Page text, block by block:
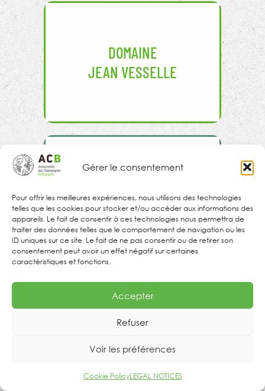
Gérer le consentement
Pour offrir les meilleures expériences, nous utilisons des technologies
telles que les cookies pour stocker et/ou accéder aux informations des
appareils. Le fait de consentir à ces technologies nous permettra de
traiter des données telles que le comportement de navigation ou les
ID uniques sur ce site. Le fait de ne pas consentir ou de retirer son
consentement peut avoir un effet négatif sur certaines
caractéristiques et fonctions.
Accepter
Refuser
Voir les préférences
Cookie PolicyLEGAL NOTICES
DOMAINE
JEAN VESSELLE
VINCEY